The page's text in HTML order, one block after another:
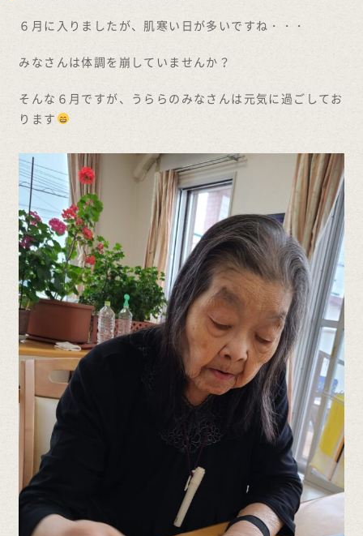
６月に入りましたが、肌寒い日が多いですね・・・
みなさんは体調を崩していませんか？
そんな６月ですが、うららのみなさんは元気に過ごしてお
ります